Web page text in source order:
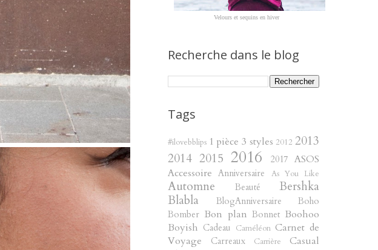
Velours et sequins en hiver
Recherche dans le blog
Tags
#ilovebblips 1 pièce 3 styles 2012 2013
2014 2015 2016 2017 ASOS
Accessoire Anniversaire As You Like
Automne Beauté
Bershka
Blabla
BlogAnniversaire
Boho
Bomber Bon plan Bonnet Boohoo
Boyish Cadeau Caméléon Carnet de
Voyage
Carreaux Carrière
Casual